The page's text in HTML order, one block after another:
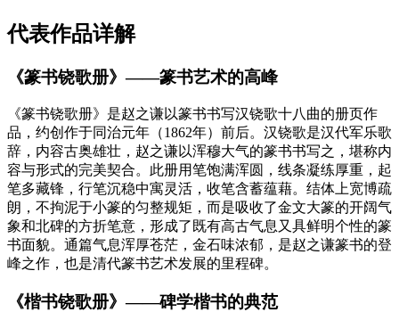
代表作品详解
《篆书铙歌册》——篆书艺术的高峰
《篆书铙歌册》是赵之谦以篆书书写汉铙歌十八曲的册页作
品，约创作于同治元年（1862年）前后。汉铙歌是汉代军乐歌
辞，内容古奥雄壮，赵之谦以浑穆大气的篆书书写之，堪称内
容与形式的完美契合。此册用笔饱满浑圆，线条凝练厚重，起
笔多藏锋，行笔沉稳中寓灵活，收笔含蓄蕴藉。结体上宽博疏
朗，不拘泥于小篆的匀整规矩，而是吸收了金文大篆的开阔气
象和北碑的方折笔意，形成了既有高古气息又具鲜明个性的篆
书面貌。通篇气息浑厚苍茫，金石味浓郁，是赵之谦篆书的登
峰之作，也是清代篆书艺术发展的里程碑。
《楷书铙歌册》——碑学楷书的典范